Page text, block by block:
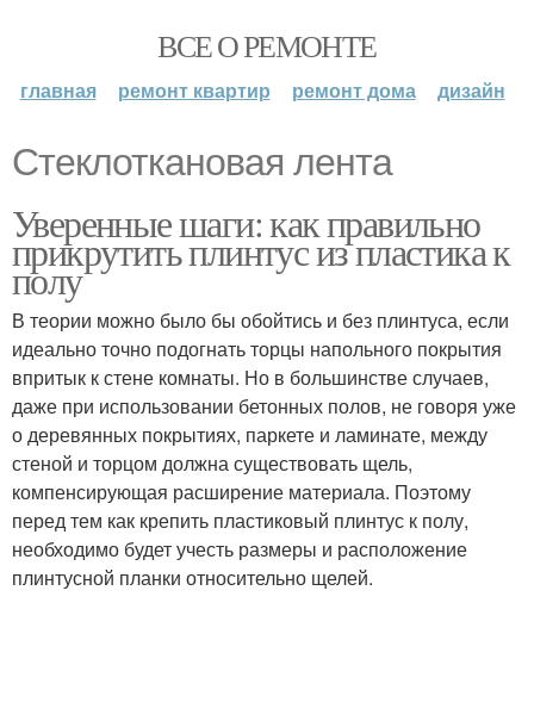
ВСЕ О РЕМОНТЕ
главная ремонт квартир ремонт дома дизайн
Стеклоткановая лента
Уверенные шаги: как правильно
прикрутить плинтус из пластика к
полу
В теории можно было бы обойтись и без плинтуса, если
идеально точно подогнать торцы напольного покрытия
впритык к стене комнаты. Но в большинстве случаев,
даже при использовании бетонных полов, не говоря уже
о деревянных покрытиях, паркете и ламинате, между
стеной и торцом должна существовать щель,
компенсирующая расширение материала. Поэтому
перед тем как крепить пластиковый плинтус к полу,
необходимо будет учесть размеры и расположение
плинтусной планки относительно щелей.